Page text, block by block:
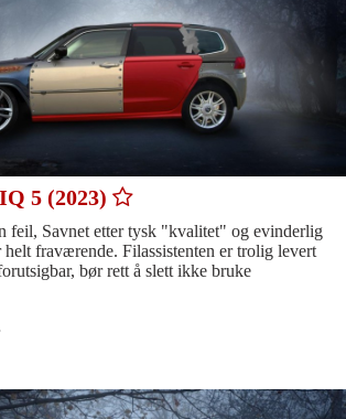
5 (2023)
feil, Savnet etter tysk "kvalitet" og evinderlig
fraværende. Filassistenten er trolig levert
bør rett å slett ikke bruke